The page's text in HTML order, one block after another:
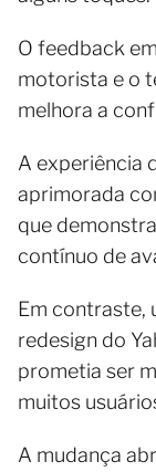
O feedback
motorista e o
melhora a
A experiência
aprimorada
que
contínuo de
Em contraste,
redesign do
prometia ser
muitos
A mudança